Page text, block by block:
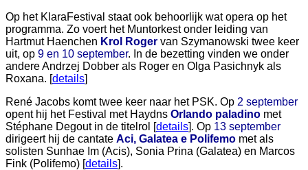
Op het KlaraFestival staat ook behoorlijk wat opera op het
programma. Zo voert het Muntorkest onder leiding van
Hartmut Haenchen Krol Roger van Szymanowski twee keer
uit, op 9 en 10 september. In de bezetting vinden we onder
andere Andrzej Dobber als Roger en Olga Pasichnyk als
Roxana. [details]
René Jacobs komt twee keer naar het PSK. Op 2 september
opent hij het Festival met Haydns Orlando paladino met
Stéphane Degout in de titelrol [details]. Op 13 september
dirigeert hij de cantate Aci, Galatea e Polifemo met als
solisten Sunhae Im (Acis), Sonia Prina (Galatea) en Marcos
Fink (Polifemo) [details].